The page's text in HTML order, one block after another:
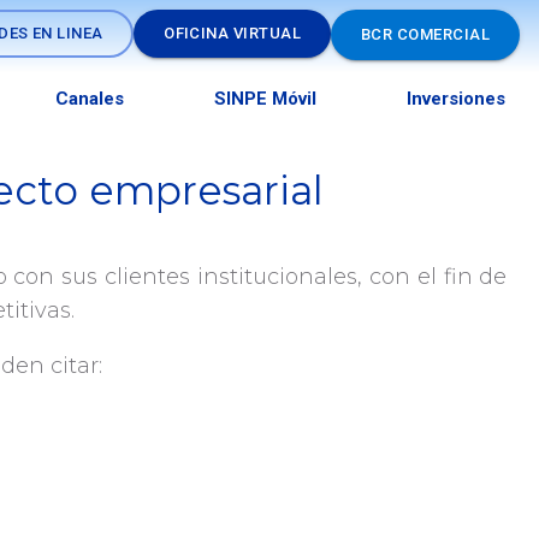
Canales SINPE Móvil Inversiones
EN LINEA OFICINA VIRTUAL BCR COMERCIAL
empresarial
con sus clientes institucionales, con el fin de
citar: